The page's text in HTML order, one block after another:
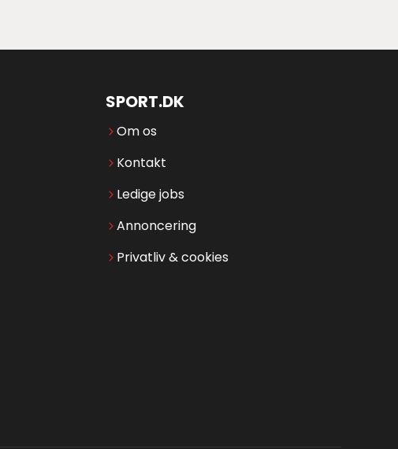
SPORT.DK
Om os
Kontakt
Ledige jobs
Annoncering
Privatliv & cookies